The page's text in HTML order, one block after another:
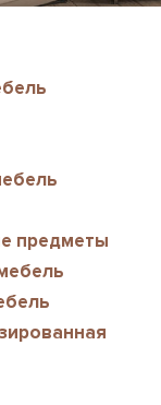
предметы